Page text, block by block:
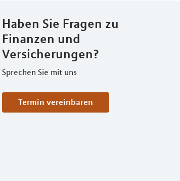
Haben Sie Fragen zu
Finanzen und
Versicherungen?
Sprechen Sie mit uns
Termin vereinbaren